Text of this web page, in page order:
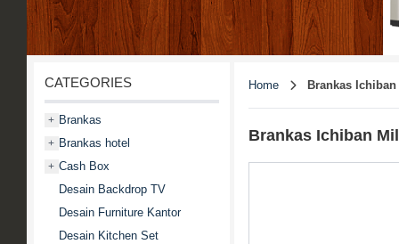
CATEGORIES
+ Brankas
+ Brankas hotel
+ Cash Box
Desain Backdrop TV
Desain Furniture Kantor
Desain Kitchen Set
Home Brankas
Brankas Ichiban